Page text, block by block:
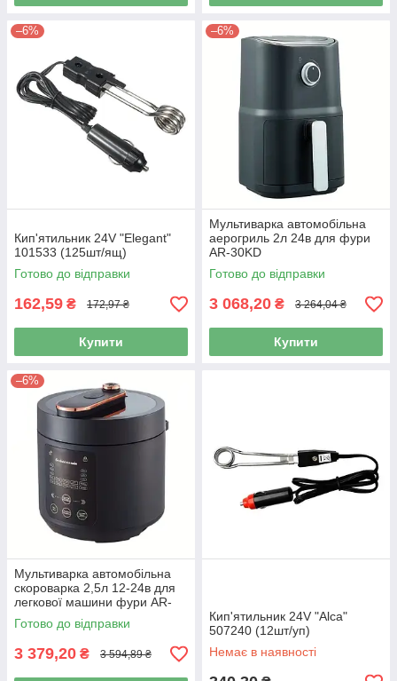
–6%
Кип'ятильник 24V "Elegant"
101533 (125шт/ящ)
Готово до відправки
162,59 ₴ 172,97 ₴
Купити
–6%
Мультиварка автомобільна
аерогриль 2л 24в для фури
AR-30KD
Готово до відправки
3 068,20 ₴ 3 264,04 ₴
Купити
–6%
Мультиварка автомобільна
скороварка 2,5л 12-24в для
легкової машини фури AR-
1639
Готово до відправки
3 379,20 ₴ 3 594,89 ₴
Кип'ятильник 24V "Alca"
507240 (12шт/уп)
Немає в наявності